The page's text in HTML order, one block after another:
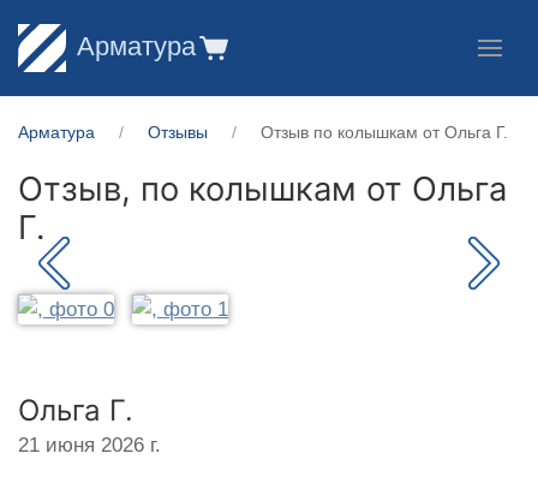
Арматура
Арматура Отзывы Отзыв по колышкам от Ольга Г.
Отзыв, по колышкам от Ольга
Г.
Ольга Г.
21 июня 2026 г.